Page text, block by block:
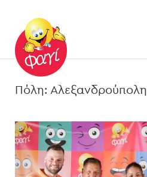
Skip to main content
Πόλη: Αλεξανδρούπολη